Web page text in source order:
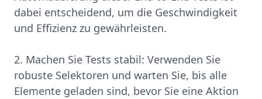
dabei entscheidend, um die Geschwindigkeit
und Effizienz zu gewährleisten.
2. Machen Sie Tests stabil: Verwenden Sie
robuste Selektoren und warten Sie, bis alle
Elemente geladen sind, bevor Sie eine Aktion